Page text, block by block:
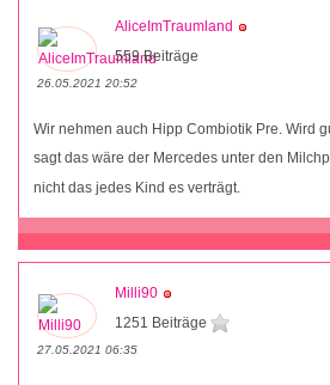
AliceImTraumland
559 Beiträge
26.05.2021 20:52
Wir nehmen auch Hipp Combiotik Pre. Wird
sagt das wäre der Mercedes unter den
nicht das jedes Kind es verträgt.
Milli90
1251 Beiträge
27.05.2021 06:35